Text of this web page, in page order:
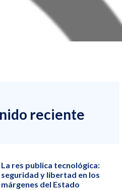
reciente
La res publica tecnológica:
seguridad y libertad en los
márgenes del Estado